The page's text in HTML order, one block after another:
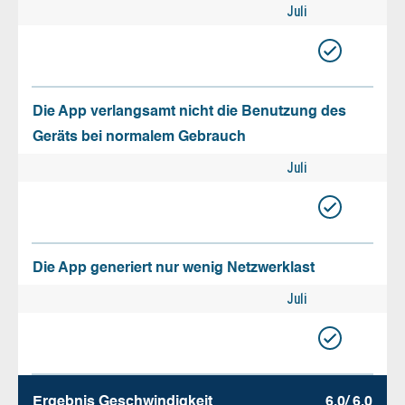
Juli
Die App verlangsamt nicht die Benutzung des
Geräts bei normalem Gebrauch
Juli
Die App generiert nur wenig Netzwerklast
Juli